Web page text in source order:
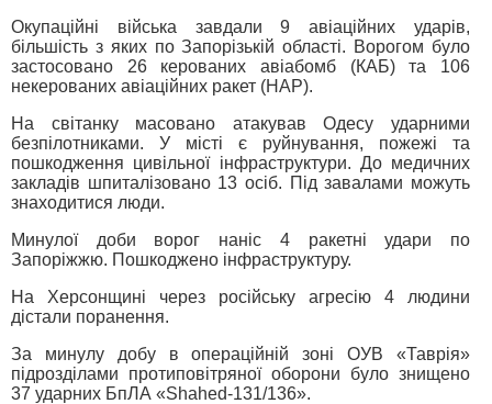
Окупаційні війська завдали 9 авіаційних ударів,
більшість з яких по Запорізькій області. Ворогом було
застосовано 26 керованих авіабомб (КАБ) та 106
некерованих авіаційних ракет (НАР).
На світанку масовано атакував Одесу ударними
безпілотниками. У місті є руйнування, пожежі та
пошкодження цивільної інфраструктури. До медичних
закладів шпиталізовано 13 осіб. Під завалами можуть
знаходитися люди.
Минулої доби ворог наніс 4 ракетні удари по
Запоріжжю. Пошкоджено інфраструктуру.
На Херсонщині через російську агресію 4 людини
дістали поранення.
За минулу добу в операційній зоні ОУВ «Таврія»
підрозділами протиповітряної оборони було знищено
37 ударних БпЛА «Shahed-131/136».